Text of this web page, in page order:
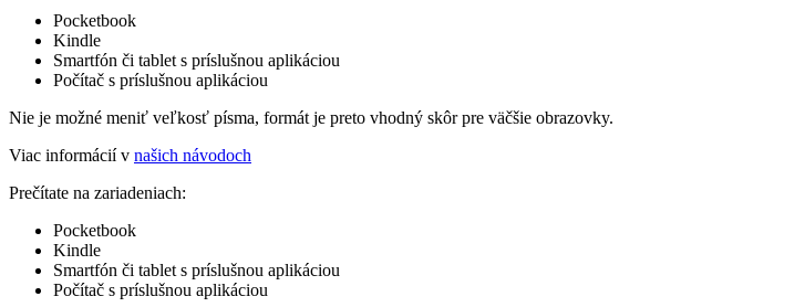
Pocketbook
Kindle
Smartfón či tablet s príslušnou aplikáciou
Počítač s príslušnou aplikáciou
Nie je možné meniť veľkosť písma, formát je preto vhodný skôr pre väčšie obrazovky.
Viac informácií v našich návodoch
Prečítate na zariadeniach:
Pocketbook
Kindle
Smartfón či tablet s príslušnou aplikáciou
Počítač s príslušnou aplikáciou